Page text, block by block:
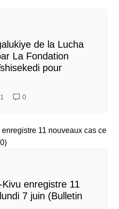
de la Lucha
La Fondation
pour
0
enregistre 11
7 juin (Bulletin